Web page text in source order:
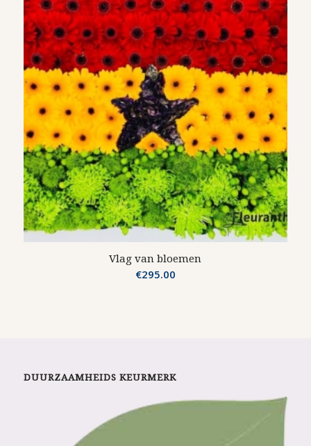
Vlag van bloemen
€295.00
DUURZAAMHEIDS KEURMERK